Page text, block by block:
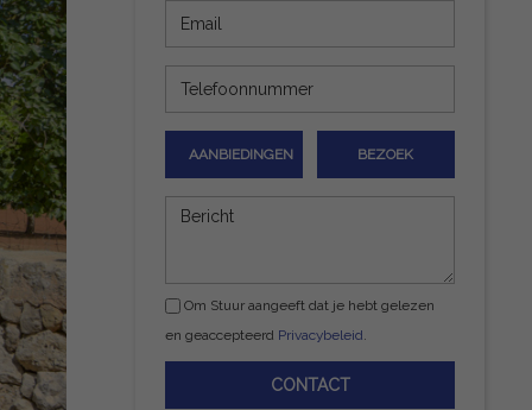
AANBIEDINGEN BEZOEK
Om Stuur aangeeft dat je hebt gelezen
en geaccepteerd Privacybeleid.
CONTACT